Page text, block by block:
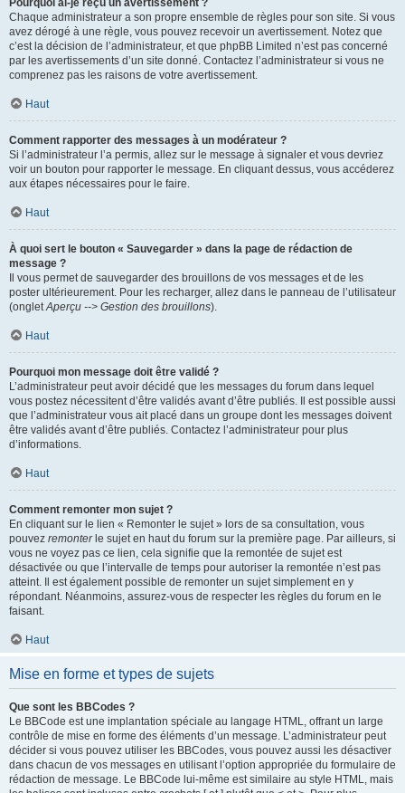
Pourquoi ai-je reçu un avertissement ?
Chaque administrateur a son propre ensemble de règles pour son site. Si vous
avez dérogé à une règle, vous pouvez recevoir un avertissement. Notez que
c’est la décision de l’administrateur, et que phpBB Limited n’est pas concerné
par les avertissements d’un site donné. Contactez l’administrateur si vous ne
comprenez pas les raisons de votre avertissement.
Haut
Comment rapporter des messages à un modérateur ?
Si l’administrateur l’a permis, allez sur le message à signaler et vous devriez
voir un bouton pour rapporter le message. En cliquant dessus, vous accéderez
aux étapes nécessaires pour le faire.
Haut
À quoi sert le bouton « Sauvegarder » dans la page de rédaction de
message ?
Il vous permet de sauvegarder des brouillons de vos messages et de les
poster ultérieurement. Pour les recharger, allez dans le panneau de l’utilisateur
(ongletAperçu --> Gestion des brouillons).
Haut
Pourquoi mon message doit être validé ?
L’administrateur peut avoir décidé que les messages du forum dans lequel
vous postez nécessitent d’être validés avant d’être publiés. Il est possible aussi
que l’administrateur vous ait placé dans un groupe dont les messages doivent
être validés avant d’être publiés. Contactez l’administrateur pour plus
d’informations.
Haut
Comment remonter mon sujet ?
En cliquant sur le lien « Remonter le sujet » lors de sa consultation, vous
pouvez remonterle sujet en haut du forum sur la première page. Par ailleurs, si
vous ne voyez pas ce lien, cela signifie que la remontée de sujet est
désactivée ou que l’intervalle de temps pour autoriser la remontée n’est pas
atteint. Il est également possible de remonter un sujet simplement en y
répondant. Néanmoins, assurez-vous de respecter les règles du forum en le
faisant.
Haut
Mise en forme et types de sujets
Que sont les BBCodes ?
Le BBCode est une implantation spéciale au langage HTML, offrant un large
contrôle de mise en forme des éléments d’un message. L’administrateur peut
décider si vous pouvez utiliser les BBCodes, vous pouvez aussi les désactiver
dans chacun de vos messages en utilisant l’option appropriée du formulaire de
rédaction de message. Le BBCode lui-même est similaire au style HTML, mais